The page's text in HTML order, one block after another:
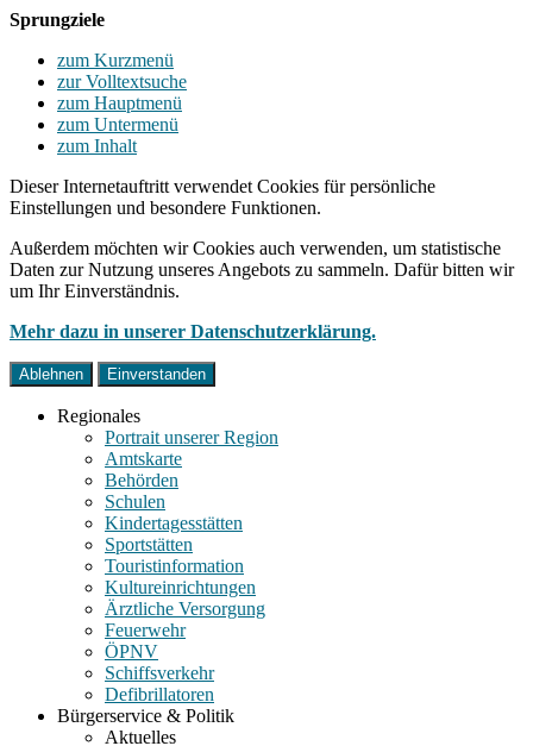
Sprungziele
zum Kurzmenü
zur Volltextsuche
zum Hauptmenü
zum Untermenü
zum Inhalt
Dieser Internetauftritt verwendet Cookies für persönliche
Einstellungen und besondere Funktionen.
Außerdem möchten wir Cookies auch verwenden, um statistische
Daten zur Nutzung unseres Angebots zu sammeln. Dafür bitten wir
um Ihr Einverständnis.
Mehr dazu in unserer Datenschutzerklärung.
Ablehnen Einverstanden
Regionales
Portrait unserer Region
Amtskarte
Behörden
Schulen
Kindertagesstätten
Sportstätten
Touristinformation
Kultureinrichtungen
Ärztliche Versorgung
Feuerwehr
ÖPNV
Schiffsverkehr
Defibrillatoren
Bürgerservice & Politik
Aktuelles